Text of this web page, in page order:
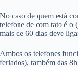
No caso de quem está
telefone de com tato é o
mais de 60 dias deve
Ambos os telefones
feriados), também das